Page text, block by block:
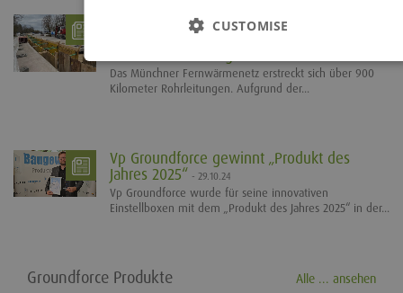
Einstellboxen von Vp Groundforce sorgen
für Sicherheit und Effizienz beim
Das Münchner Fernwärmenetz erstreckt sich über 900
Kilometer Rohrleitungen. Aufgrund der...
Vp Groundforce gewinnt „Produkt des
Jahres 2025“ - 29.10.24
Vp Groundforce wurde für seine innovativen
Einstellboxen mit dem „Produkt des Jahres 2025“ in der...
Groundforce Produkte Alle ... ansehen
CUSTOMISE